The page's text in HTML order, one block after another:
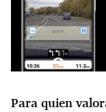
Para quien